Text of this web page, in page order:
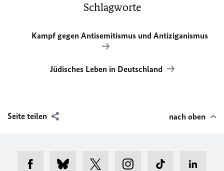
Schlagworte
Kampf gegen Antisemitismus und Antiziganismus
Jüdisches Leben in Deutschland
Seite teilen nach oben